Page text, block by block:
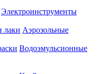
Электроинструменты
Аэрозольные
Водоэмульсионные